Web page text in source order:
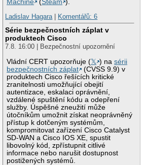
Machine
(Steam ).
Ladislav Hagara| Komentářů: 6
Série bezpečnostních záplat v
produktech Cisco
7.8. 16:00 | Bezpečnostní upozornění
Vládní CERT upozorňuje (𝕏 ) nasérii
bezpečnostních záplat
(CVSS 9.9) v
produktech Cisco řešících kritické
zranitelnosti umožňující obejití
autentizace, eskalaci oprávnění,
vzdálené spuštění kódu a odepření
služby. Úspěšné zneužití může
útočníkům umožnit získat neoprávněný
přístup k dotčeným systémům,
kompromitovat zařízení Cisco Catalyst
SD-WAN a Cisco IOS XE, spustit
libovolný kód, zpřístupnit citlivé
informace nebo narušit dostupnost
postižených systémů.